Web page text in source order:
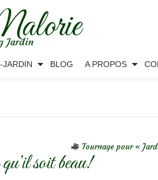
Jardin
JARDIN BLOG A PROPOS
Tournage pour «
soit beau!